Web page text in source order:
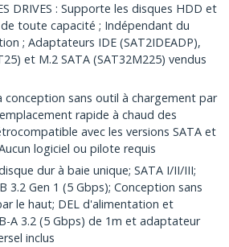
DRIVES : Supporte les disques HDD et
toute capacité ; Indépendant du
; Adaptateurs IDE (SAT2IDEADP),
et M.2 SATA (SAT32M225) vendus
conception sans outil à chargement par
rapide à chaud des
avec les versions SATA et
logiciel ou pilote requis
dur à baie unique; SATA I/II/III;
3.2 Gen 1 (5 Gbps); Conception sans
le haut; DEL d'alimentation et
A 3.2 (5 Gbps) de 1m et adaptateur
inclus